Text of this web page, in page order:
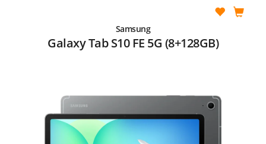
Samsung
Galaxy Tab S10 FE 5G (8+128GB)